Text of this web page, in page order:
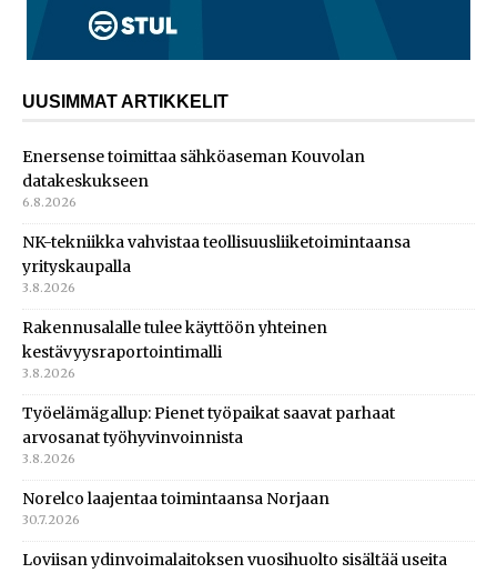
UUSIMMAT ARTIKKELIT
Enersense toimittaa sähköaseman Kouvolan
datakeskukseen
6.8.2026
NK-tekniikka vahvistaa teollisuusliiketoimintaansa
yrityskaupalla
3.8.2026
Rakennusalalle tulee käyttöön yhteinen
kestävyysraportointimalli
3.8.2026
Työelämägallup: Pienet työpaikat saavat parhaat
arvosanat työhyvinvoinnista
3.8.2026
Norelco laajentaa toimintaansa Norjaan
30.7.2026
Loviisan ydinvoimalaitoksen vuosihuolto sisältää useita